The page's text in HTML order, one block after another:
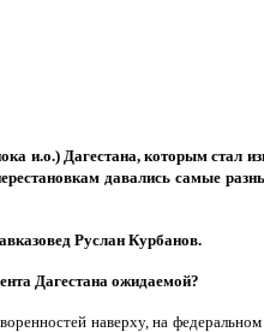
и.о.) Дагестана, которым стал
давались самые
Руслан Курбанов.
Дагестана ожидаемой?
наверху, на